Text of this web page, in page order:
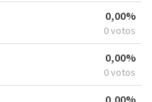
0,00%
0 votos
0,00%
0 votos
0,00%